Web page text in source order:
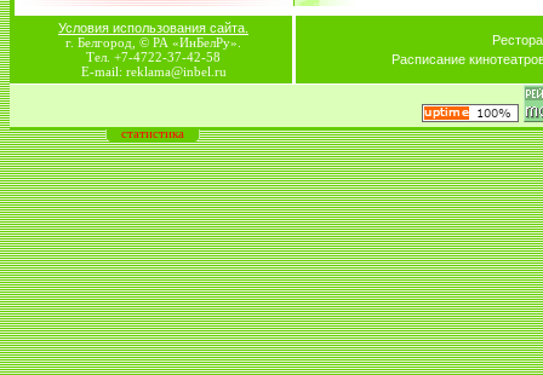
Условия использования сайта.
г. Белгород, © РА «ИнБелРу».
Тел. +7-4722-37-42-58
E-mail: reklama@inbel.ru
Расписание
статистика